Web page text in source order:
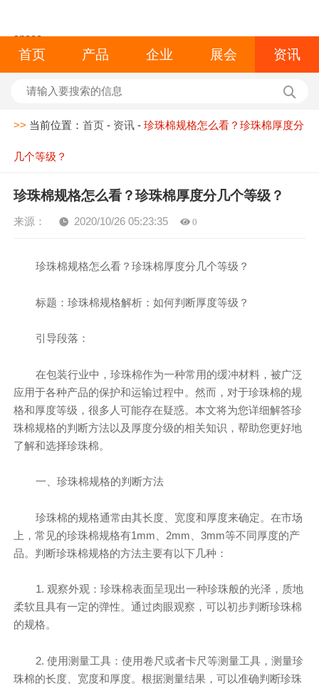
space
首页 产品 企业 展会 资讯
>> 当前位置：首页 - 资讯 -珍珠棉规格怎么看？珍珠棉厚度分
几个等级？
珍珠棉规格怎么看？珍珠棉厚度分几个等级？
来源： 2020/10/26 05:23:35 0
珍珠棉规格怎么看？珍珠棉厚度分几个等级？
标题：珍珠棉规格解析：如何判断厚度等级？
引导段落：
在包装行业中，珍珠棉作为一种常用的缓冲材料，被广泛
应用于各种产品的保护和运输过程中。然而，对于珍珠棉的规
格和厚度等级，很多人可能存在疑惑。本文将为您详细解答珍
珠棉规格的判断方法以及厚度分级的相关知识，帮助您更好地
了解和选择珍珠棉。
一、珍珠棉规格的判断方法
珍珠棉的规格通常由其长度、宽度和厚度来确定。在市场
上，常见的珍珠棉规格有1mm、2mm、3mm等不同厚度的产
品。判断珍珠棉规格的方法主要有以下几种：
1. 观察外观：珍珠棉表面呈现出一种珍珠般的光泽，质地
柔软且具有一定的弹性。通过肉眼观察，可以初步判断珍珠棉
的规格。
2. 使用测量工具：使用卷尺或者卡尺等测量工具，测量珍
珠棉的长度、宽度和厚度。根据测量结果，可以准确判断珍珠